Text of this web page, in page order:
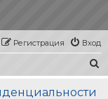
Вход
Регистрация